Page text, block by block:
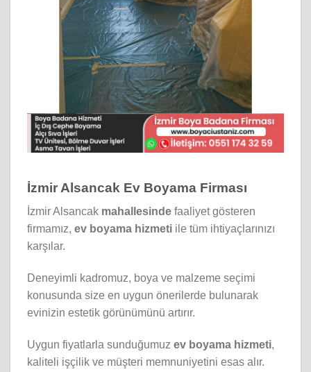
İzmir Alsancak Ev Boyama Firması
İzmir Alsancak mahallesinde faaliyet gösteren
firmamız, ev boyama hizmeti ile tüm ihtiyaçlarınızı
karşılar.
Deneyimli kadromuz, boya ve malzeme seçimi
konusunda size en uygun önerilerde bulunarak
evinizin estetik görünümünü artırır.
Uygun fiyatlarla sunduğumuz ev boyama hizmeti,
kaliteli işçilik ve müşteri memnuniyetini esas alır.